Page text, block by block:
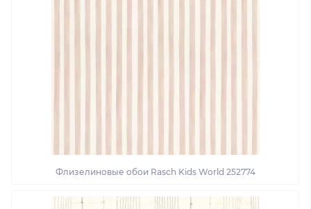
Флизелиновые обои Rasch Kids World 252774